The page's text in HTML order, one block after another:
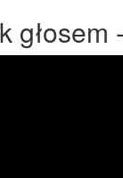
głosem